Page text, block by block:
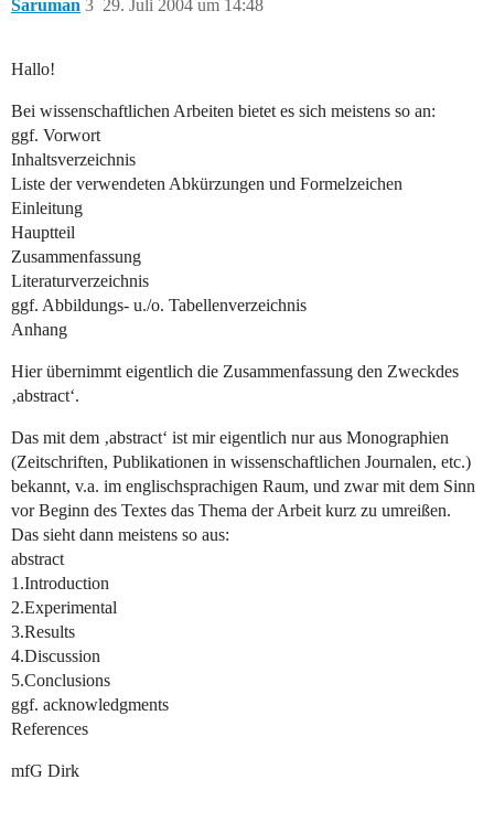
Saruman 29. Juli 2004 um 14:48
3
Hallo!
Bei wissenschaftlichen Arbeiten bietet es sich meistens so an:
ggf. Vorwort
Inhaltsverzeichnis
Liste der verwendeten Abkürzungen und Formelzeichen
Einleitung
Hauptteil
Zusammenfassung
Literaturverzeichnis
ggf. Abbildungs- u./o. Tabellenverzeichnis
Anhang
Hier übernimmt eigentlich die Zusammenfassung den Zweckdes
‚abstract‘.
Das mit dem ‚abstract‘ ist mir eigentlich nur aus Monographien
(Zeitschriften, Publikationen in wissenschaftlichen Journalen, etc.)
bekannt, v.a. im englischsprachigen Raum, und zwar mit dem Sinn
vor Beginn des Textes das Thema der Arbeit kurz zu umreißen.
Das sieht dann meistens so aus:
abstract
1.Introduction
2.Experimental
3.Results
4.Discussion
5.Conclusions
ggf. acknowledgments
References
mfG Dirk